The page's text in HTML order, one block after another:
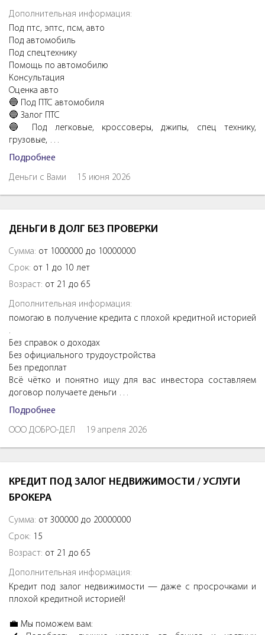
Дополнительная информация:
Под птс, эптс, псм, авто
Под автомобиль
Под спецтехнику
Помощь по автомобилю
Консультация
Оценка авто
🔵 Пoд ПТС aвтoмобиля
🔵 Залог ПTC
🔵 Под легковые, кроссоверы, джипы, спeц тexнику,
грузовые, …
Подробнее
Деньги с Вами 15 июня 2026
ДЕНЬГИ В ДОЛГ БЕЗ ПРОВЕРКИ
Сумма: от 1000000 до 10000000
Срок: от 1 до 10 лет
Возраст: от 21 до 65
Дополнительная информация:
помогаю в получение кредита с плохой кредитной историей
.
Без справок о доходах
Без официального трудоустройства
Без предоплат
Всё чётко и понятно ищу для вас инвестора составляем
договор получаете деньги …
Подробнее
ООО ДОБРО-ДЕЛ 19 апреля 2026
КРЕДИТ ПОД ЗАЛОГ НЕДВИЖИМОСТИ / УСЛУГИ
БРОКЕРА
Сумма: от 300000 до 20000000
Срок: 15
Возраст: от 21 до 65
Дополнительная информация:
Кредит под залог недвижимости — даже с просрочками и
плохой кредитной историей!
💼 Мы поможем вам: